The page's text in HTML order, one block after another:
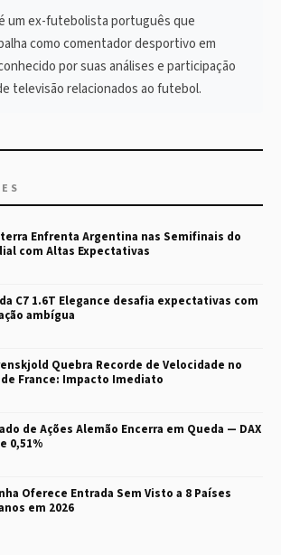
um ex-futebolista português que
como comentador desportivo em
por suas análises e participação
televisão relacionados ao futebol.
Enfrenta Argentina nas Semifinais do
com Altas Expectativas
C7 1.6T Elegance desafia expectativas com
ambígua
Quebra Recorde de Velocidade no
France: Impacto Imediato
de Ações Alemão Encerra em Queda — DAX
0,51%
Oferece Entrada Sem Visto a 8 Países
em 2026